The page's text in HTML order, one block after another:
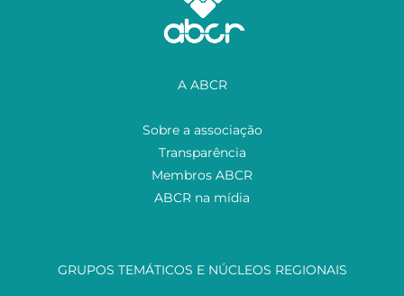
A ABCR
Sobre a associação
Transparência
Membros ABCR
ABCR na mídia
GRUPOS TEMÁTICOS E NÚCLEOS REGIONAIS